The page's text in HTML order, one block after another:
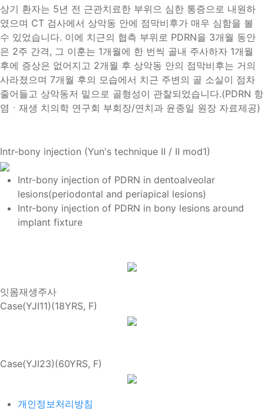
상기 환자는 5년 전 근관치료한 부위으 심한 통증으로 내원하
였으며 CT 검사에서 상악동 안에 점막비후가 매우 심함을 볼
수 있었습니다. 이에 치근의 협측 부위로 PDRN을 3개월 동안
은 2주 간격, 그 이훈는 1개월에 한 번씩 골내 주사하자 1개월
후에 증상은 없어지고 2개월 후 상악동 안의 점막비후는 거의
사라졌으며 7개월 후의 모습에서 치근 주변의 골 소실이 점차
줄어들고 상악동저 밑으로 골형성이 관찰되었습니다.(PDRN 항
염ㆍ재생 치의학 연구회 부회장/연치과 윤종일 원장 자료제공)
Intr-bony injection (Yun's technique Ⅱ / Ⅱ mod1)
Intr-bony injection of PDRN in dentoalveolar
lesions(periodontal and periapical lesions)
Intr-bony injection of PDRN in bony lesions around
implant fixture
잇몸재생주사
Case(YJI11)(18YRS, F)
Case(YJI23)(60YRS, F)
개인정보처리방침